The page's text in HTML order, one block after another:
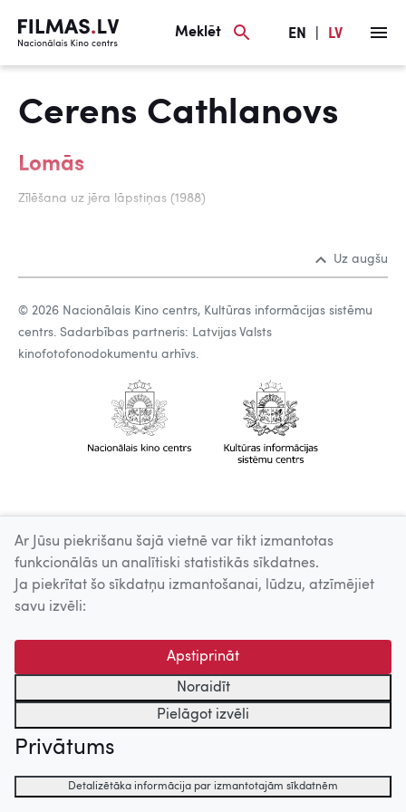
Meklēt EN LV
Cerens Cathlanovs
Lomās
Zīlēšana uz jēra lāpstiņas (1988)
Uz augšu
© 2026 Nacionālais Kino centrs, Kultūras informācijas sistēmu
centrs. Sadarbības partneris: Latvijas Valsts
kinofotofonodokumentu arhīvs.
Ar Jūsu piekrišanu šajā vietnē var tikt izmantotas
funkcionālās un analītiski statistikās sīkdatnes.
Ja piekrītat šo sīkdatņu izmantošanai, lūdzu, atzīmējiet
savu izvēli:
Apstiprināt
Noraidīt
Pielāgot izvēli
Privātums
Detalizētāka informācija par izmantotajām sīkdatnēm